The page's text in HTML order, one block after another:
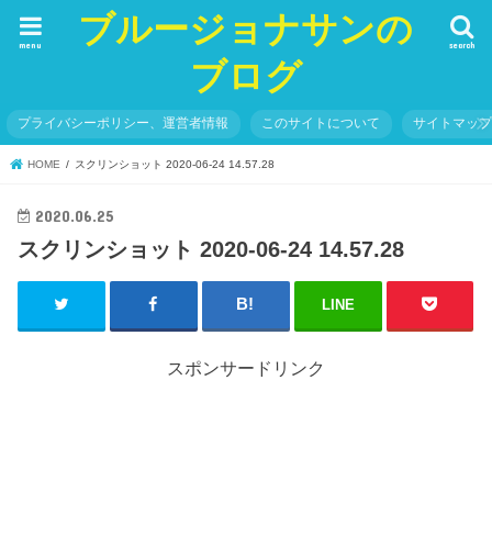
ブルージョナサンの
ブログ
search
menu
プライバシーポリシー、運営者情報 このサイトについて サイトマップ
HOME スクリンショット 2020-06-24 14.57.28
2020.06.25
スクリンショット 2020-06-24 14.57.28
LINE
スポンサードリンク